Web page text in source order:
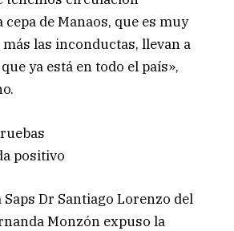
de Manaos, que es muy
más las inconductas, llevan a
ya está en todo el país»,
positivo
Dr Santiago Lorenzo del
Monzón expuso la